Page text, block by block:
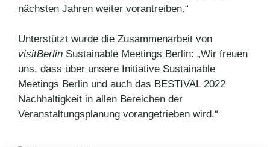
nächsten Jahren weiter vorantreiben.“
Unterstützt wurde die Zusammenarbeit von
visitBerlin Sustainable Meetings Berlin: „Wir freuen
uns, dass über unsere Initiative Sustainable
Meetings Berlin und auch das BESTIVAL 2022
Nachhaltigkeit in allen Bereichen der
Veranstaltungsplanung vorangetrieben wird.“